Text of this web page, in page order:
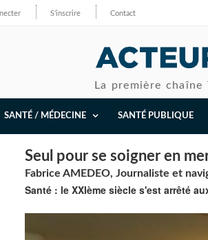
S'inscrire Contact
La première
SANTÉ / MÉDECINE SANTÉ PUBLIQUE
Seul pour se soigner en
Fabrice AMEDEO, Journaliste et
Santé : le XXIème siècle s'est arrêté